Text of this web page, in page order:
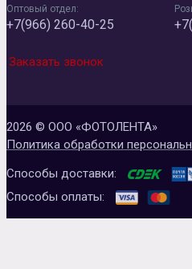
Оптовый отдел:
+7(966) 260-40-25
Заказать звонок
2026 © ООО «ФОТОЛЕНТА»
Политика обработки
Способы доставки:
Способы оплаты: